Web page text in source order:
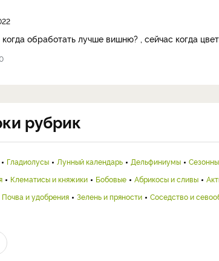
обработать лучше вишню? , сейчас когда
рубрик
Гладиолусы Лунный календарь Дельфиниумы
Клематисы и княжики Бобовые Абрикосы и сливы
Почва и удобрения Зелень и пряности Соседство и